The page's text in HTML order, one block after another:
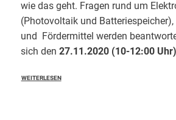
wie das geht. Fragen rund um
(Photovoltaik und
und Fördermittel werden
sich den 27.11.2020 (10-12:00 Uhr)
WEITERLESEN